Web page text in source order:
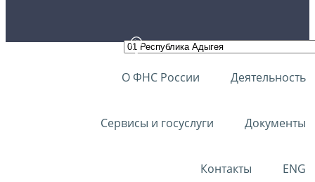
О ФНС России Деятельность
Сервисы и госуслуги Документы
Контакты ENG